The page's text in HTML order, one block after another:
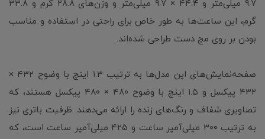
۹.۷ میلی‌متر و ۴۴.۴ × ۹.۷ میلی‌متر و وزن‌های ۲۸.۸ گرم و ۳۳.۸
گرم، این ساعت‌ها به طور خاص برای راحتی در استفاده و مناسب
بودن بر روی مچ دست طراحی شده‌اند.
صفحه‌نمایش‌های این مدل‌ها به ترتیب ۱.۳ اینچ با وضوح ۴۳۲ ×
۴۳۲ پیکسل و ۱.۵ اینچ با وضوح ۴۸۰ × ۴۸۰ پیکسل هستند، که
تصاویری شفاف و رنگ‌های زنده را ارائه می‌دهند. ظرفیت باتری نیز
به ترتیب ۳۰۰ میلی‌آمپر ساعت و ۴۲۵ میلی‌آمپر ساعت است، که